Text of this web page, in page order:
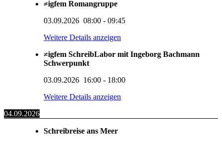
≠igfem Romangruppe
03.09.2026 08:00 - 09:45
Weitere Details anzeigen
≠igfem SchreibLabor mit Ingeborg Bachmann
Schwerpunkt
03.09.2026 16:00 - 18:00
Weitere Details anzeigen
04.09.2026
Schreibreise ans Meer